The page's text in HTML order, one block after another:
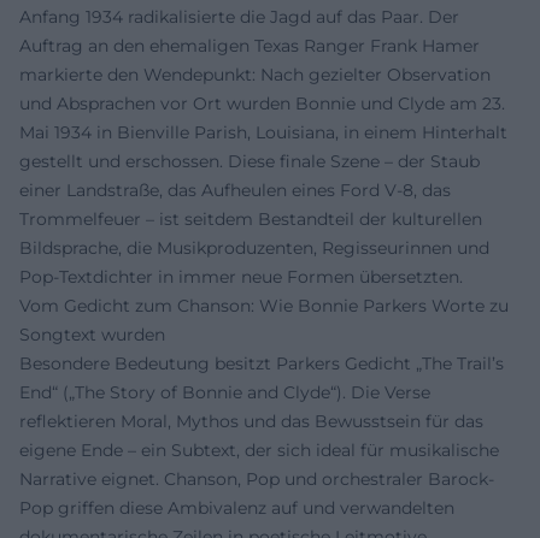
Anfang 1934 radikalisierte die Jagd auf das Paar. Der
Auftrag an den ehemaligen Texas Ranger Frank Hamer
markierte den Wendepunkt: Nach gezielter Observation
und Absprachen vor Ort wurden Bonnie und Clyde am 23.
Mai 1934 in Bienville Parish, Louisiana, in einem Hinterhalt
gestellt und erschossen. Diese finale Szene – der Staub
einer Landstraße, das Aufheulen eines Ford V-8, das
Trommelfeuer – ist seitdem Bestandteil der kulturellen
Bildsprache, die Musikproduzenten, Regisseurinnen und
Pop-Textdichter in immer neue Formen übersetzten.
Vom Gedicht zum Chanson: Wie Bonnie Parkers Worte zu
Songtext wurden
Besondere Bedeutung besitzt Parkers Gedicht „The Trail’s
End“ („The Story of Bonnie and Clyde“). Die Verse
reflektieren Moral, Mythos und das Bewusstsein für das
eigene Ende – ein Subtext, der sich ideal für musikalische
Narrative eignet. Chanson, Pop und orchestraler Barock-
Pop griffen diese Ambivalenz auf und verwandelten